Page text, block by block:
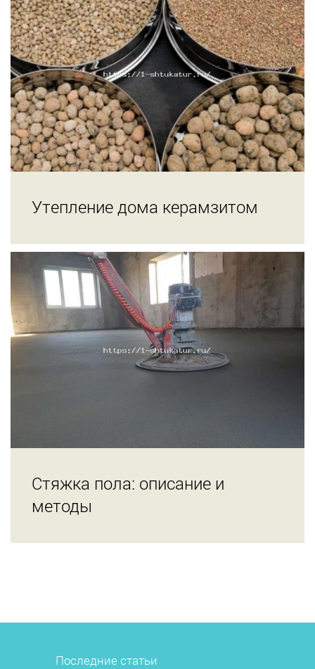
Утепление дома керамзитом
Стяжка пола: описание и
методы
Последние статьи